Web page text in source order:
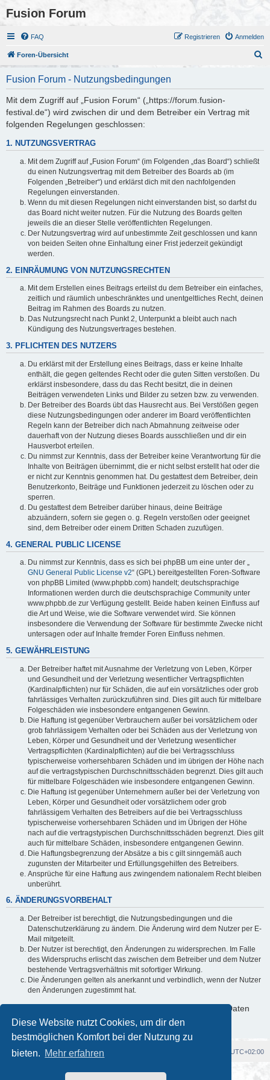
Diese Website nutzt Cookies, um dir den
bestmöglichen Komfort bei der Nutzung zu
bieten. Mehr erfahren
Fusion Forum
FAQ Anmelden
Registrieren
Foren-Übersicht
Fusion Forum - Nutzungsbedingungen
Mit dem Zugriff auf „Fusion Forum“ („https://forum.fusion-
festival.de“) wird zwischen dir und dem Betreiber ein Vertrag mit
folgenden Regelungen geschlossen:
1. NUTZUNGSVERTRAG
Mit dem Zugriff auf „Fusion Forum“ (im Folgenden „das Board“) schließt
du einen Nutzungsvertrag mit dem Betreiber des Boards ab (im
Folgenden „Betreiber“) und erklärst dich mit den nachfolgenden
Regelungen einverstanden.
Wenn du mit diesen Regelungen nicht einverstanden bist, so darfst du
das Board nicht weiter nutzen. Für die Nutzung des Boards gelten
jeweils die an dieser Stelle veröffentlichten Regelungen.
Der Nutzungsvertrag wird auf unbestimmte Zeit geschlossen und kann
von beiden Seiten ohne Einhaltung einer Frist jederzeit gekündigt
werden.
2. EINRÄUMUNG VON NUTZUNGSRECHTEN
Mit dem Erstellen eines Beitrags erteilst du dem Betreiber ein einfaches,
zeitlich und räumlich unbeschränktes und unentgeltliches Recht, deinen
Beitrag im Rahmen des Boards zu nutzen.
Das Nutzungsrecht nach Punkt 2, Unterpunkt a bleibt auch nach
Kündigung des Nutzungsvertrages bestehen.
3. PFLICHTEN DES NUTZERS
Du erklärst mit der Erstellung eines Beitrags, dass er keine Inhalte
enthält, die gegen geltendes Recht oder die guten Sitten verstoßen. Du
erklärst insbesondere, dass du das Recht besitzt, die in deinen
Beiträgen verwendeten Links und Bilder zu setzen bzw. zu verwenden.
Der Betreiber des Boards übt das Hausrecht aus. Bei Verstößen gegen
diese Nutzungsbedingungen oder anderer im Board veröffentlichten
Regeln kann der Betreiber dich nach Abmahnung zeitweise oder
dauerhaft von der Nutzung dieses Boards ausschließen und dir ein
Hausverbot erteilen.
Du nimmst zur Kenntnis, dass der Betreiber keine Verantwortung für die
Inhalte von Beiträgen übernimmt, die er nicht selbst erstellt hat oder die
er nicht zur Kenntnis genommen hat. Du gestattest dem Betreiber, dein
Benutzerkonto, Beiträge und Funktionen jederzeit zu löschen oder zu
sperren.
Du gestattest dem Betreiber darüber hinaus, deine Beiträge
abzuändern, sofern sie gegen o. g. Regeln verstoßen oder geeignet
sind, dem Betreiber oder einem Dritten Schaden zuzufügen.
4. GENERAL PUBLIC LICENSE
Du nimmst zur Kenntnis, dass es sich bei phpBB um eine unter der „
GNU General Public License v2“ (GPL) bereitgestellten Foren-Software
von phpBB Limited (www.phpbb.com) handelt; deutschsprachige
Informationen werden durch die deutschsprachige Community unter
www.phpbb.de zur Verfügung gestellt. Beide haben keinen Einfluss auf
die Art und Weise, wie die Software verwendet wird. Sie können
insbesondere die Verwendung der Software für bestimmte Zwecke nicht
untersagen oder auf Inhalte fremder Foren Einfluss nehmen.
5. GEWÄHRLEISTUNG
Der Betreiber haftet mit Ausnahme der Verletzung von Leben, Körper
und Gesundheit und der Verletzung wesentlicher Vertragspflichten
(Kardinalpflichten) nur für Schäden, die auf ein vorsätzliches oder grob
fahrlässiges Verhalten zurückzuführen sind. Dies gilt auch für mittelbare
Folgeschäden wie insbesondere entgangenen Gewinn.
Die Haftung ist gegenüber Verbrauchern außer bei vorsätzlichem oder
grob fahrlässigem Verhalten oder bei Schäden aus der Verletzung von
Leben, Körper und Gesundheit und der Verletzung wesentlicher
Vertragspflichten (Kardinalpflichten) auf die bei Vertragsschluss
typischerweise vorhersehbaren Schäden und im übrigen der Höhe nach
auf die vertragstypischen Durchschnittsschäden begrenzt. Dies gilt auch
für mittelbare Folgeschäden wie insbesondere entgangenen Gewinn.
Die Haftung ist gegenüber Unternehmern außer bei der Verletzung von
Leben, Körper und Gesundheit oder vorsätzlichem oder grob
fahrlässigem Verhalten des Betreibers auf die bei Vertragsschluss
typischerweise vorhersehbaren Schäden und im Übrigen der Höhe
nach auf die vertragstypischen Durchschnittsschäden begrenzt. Dies gilt
auch für mittelbare Schäden, insbesondere entgangenen Gewinn.
Die Haftungsbegrenzung der Absätze a bis c gilt sinngemäß auch
zugunsten der Mitarbeiter und Erfüllungsgehilfen des Betreibers.
Ansprüche für eine Haftung aus zwingendem nationalem Recht bleiben
unberührt.
6. ÄNDERUNGSVORBEHALT
Der Betreiber ist berechtigt, die Nutzungsbedingungen und die
Datenschutzerklärung zu ändern. Die Änderung wird dem Nutzer per E-
Mail mitgeteilt.
Der Nutzer ist berechtigt, den Änderungen zu widersprechen. Im Falle
des Widerspruchs erlischt das zwischen dem Betreiber und dem Nutzer
bestehende Vertragsverhältnis mit sofortiger Wirkung.
Die Änderungen gelten als anerkannt und verbindlich, wenn der Nutzer
den Änderungen zugestimmt hat.
Informationen über den Umgang mit deinen persönlichen Daten
sind in der Datenschutzerklärung enthalten.
Foren-Übersicht UTC+02:00
Powered byphpBB® Forum Software © phpBB Limited